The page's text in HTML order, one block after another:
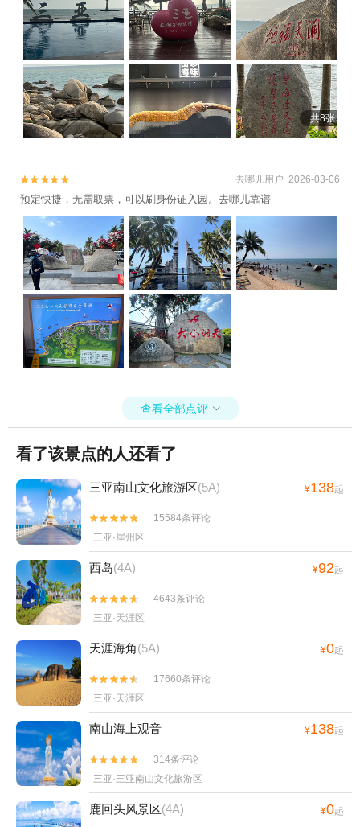
共8张

 去哪儿用户 2026-03-06
预定快捷，无需取票，可以刷身份证入园。去哪儿靠谱
查看全部点评 
看了该景点的人还看了
三亚南山文化旅游区(5A) ¥138起


15584条评论
三亚·崖州区
西岛(4A) ¥92起


4643条评论
三亚·天涯区
天涯海角(5A) ¥0起


17660条评论
三亚·天涯区
南山海上观音 ¥138起


314条评论
三亚·三亚南山文化旅游区
鹿回头风景区(4A) ¥0起